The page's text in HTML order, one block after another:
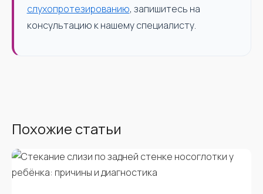
слухопротезированию, запишитесь на
консультацию к нашему специалисту.
Похожие статьи